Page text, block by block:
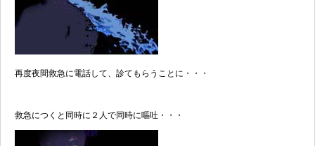
再度夜間救急に電話して、診てもらうことに・・・
救急につくと同時に２人で同時に嘔吐・・・